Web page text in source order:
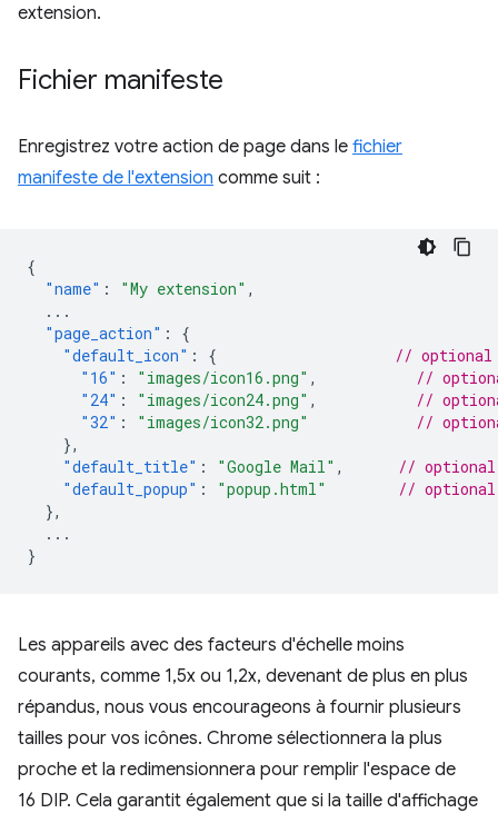
extension.
Fichier manifeste
Enregistrez votre action de page dans le fichier
manifeste de l'extension comme suit :
{
"name" : "My extension" ,
...
"page_action" :
{
"default_icon" : {
// optional
"16" : "images/icon16.png" ,
//
"24" : "images/icon24.png" ,
//
"32" : "images/icon32.png"
//
},
"default_title" : "Google Mail" ,
//
"default_popup" : "popup.html"
// optional
},
...
}
Les appareils avec des facteurs d'échelle moins
courants, comme 1,5x ou 1,2x, devenant de plus en plus
répandus, nous vous encourageons à fournir plusieurs
tailles pour vos icônes. Chrome sélectionnera la plus
proche et la redimensionnera pour remplir l'espace de
16 DIP. Cela garantit également que si la taille d'affichage